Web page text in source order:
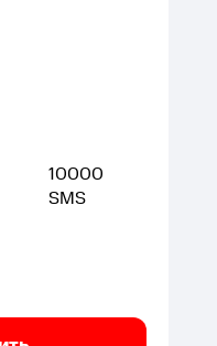
10000
SMS